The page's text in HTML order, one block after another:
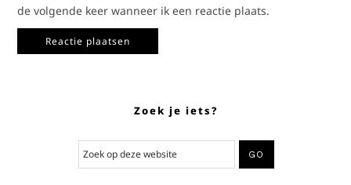
de volgende keer wanneer ik een reactie plaats.
Zoek je iets?